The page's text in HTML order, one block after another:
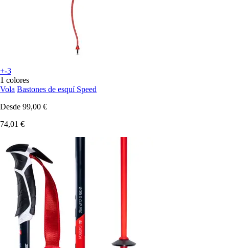
+-3
1 colores
Vola Bastones de esquí Speed
Desde 99,00 €
74,01 €